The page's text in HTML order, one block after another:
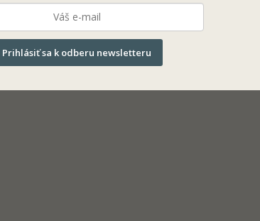
Prihlásiť sa k odberu newsletteru